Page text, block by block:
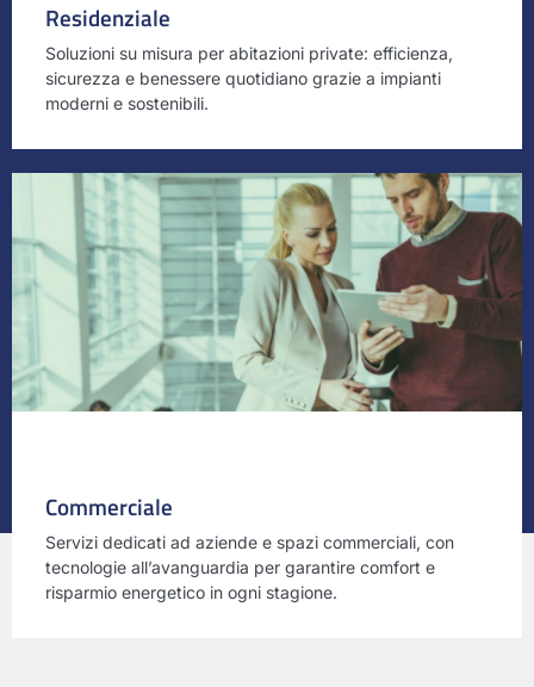
Residenziale
Soluzioni su misura per abitazioni private: efficienza,
sicurezza e benessere quotidiano grazie a impianti
moderni e sostenibili.
Commerciale
Servizi dedicati ad aziende e spazi commerciali, con
tecnologie all’avanguardia per garantire comfort e
risparmio energetico in ogni stagione.